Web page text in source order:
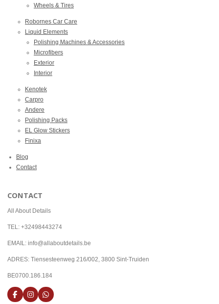
Wheels & Tires
Robornes Car Care
Liquid Elements
Polishing Machines & Accessories
Microfibers
Exterior
Interior
Kenotek
Carpro
Andere
Polishing Packs
EL Glow Stickers
Finixa
Blog
Contact
CONTACT
All About Details
TEL: +32498443274
EMAIL: info@allaboutdetails.be
ADRES: Tiensesteenweg 216/002, 3800 Sint-Truiden
BE0700.186.184
F
I
W